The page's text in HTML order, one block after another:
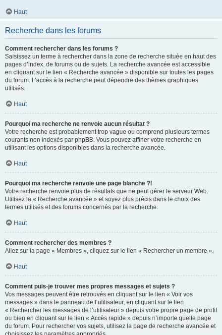
Haut
Recherche dans les forums
Comment rechercher dans les forums ?
Saisissez un terme à rechercher dans la zone de recherche située en haut des
pages d’index, de forums ou de sujets. La recherche avancée est accessible
en cliquant sur le lien « Recherche avancée » disponible sur toutes les pages
du forum. L’accès à la recherche peut dépendre des thèmes graphiques
utilisés.
Haut
Pourquoi ma recherche ne renvoie aucun résultat ?
Votre recherche est probablement trop vague ou comprend plusieurs termes
courants non indexés par phpBB. Vous pouvez affiner votre recherche en
utilisant les options disponibles dans la recherche avancée.
Haut
Pourquoi ma recherche renvoie une page blanche ?!
Votre recherche renvoie plus de résultats que ne peut gérer le serveur Web.
Utilisez la « Recherche avancée » et soyez plus précis dans le choix des
termes utilisés et des forums concernés par la recherche.
Haut
Comment rechercher des membres ?
Allez sur la page « Membres », cliquez sur le lien « Rechercher un membre ».
Haut
Comment puis-je trouver mes propres messages et sujets ?
Vos messages peuvent être retrouvés en cliquant sur le lien « Voir vos
messages » dans le panneau de l’utilisateur, en cliquant sur le lien
« Rechercher les messages de l’utilisateur » depuis votre propre page de profil
ou bien en cliquant sur le lien « Accès rapide » depuis n’importe quelle page
du forum. Pour rechercher vos sujets, utilisez la page de recherche avancée et